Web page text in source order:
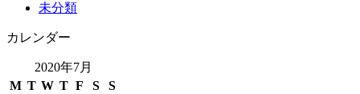
未分類
カレンダー
2020年7月
M T W T F S
S